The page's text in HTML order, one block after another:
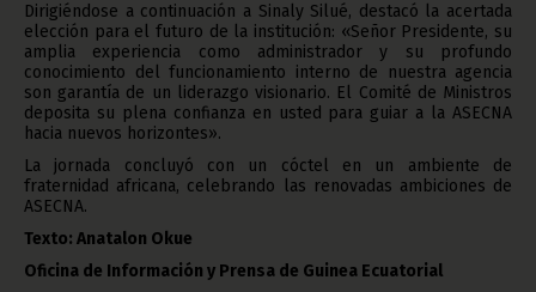
Dirigiéndose a continuación a Sinaly Silué, destacó la acertada
elección para el futuro de la institución: «Señor Presidente, su
amplia experiencia como administrador y su profundo
conocimiento del funcionamiento interno de nuestra agencia
son garantía de un liderazgo visionario. El Comité de Ministros
deposita su plena confianza en usted para guiar a la ASECNA
hacia nuevos horizontes».
La jornada concluyó con un cóctel en un ambiente de
fraternidad africana, celebrando las renovadas ambiciones de
ASECNA.
Texto: Anatalon Okue
Oficina de Información y Prensa de Guinea Ecuatorial